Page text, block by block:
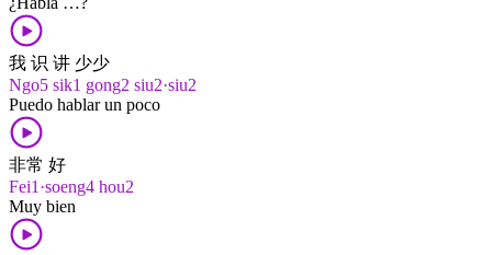
我 识 讲 少少
Ngo5 sik1 gong2 siu2·siu2
Puedo hablar un poco
非常 好
Fei1·soeng4 hou2
Muy bien